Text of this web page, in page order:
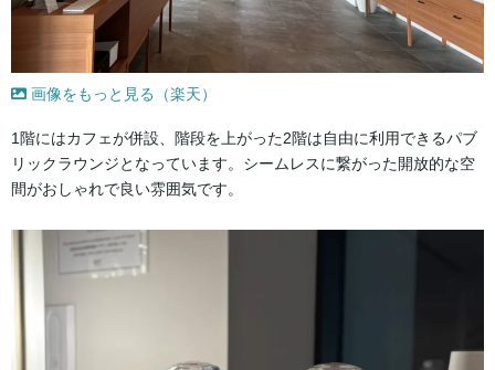
画像をもっと見る（楽天）
1階にはカフェが併設、階段を上がった2階は自由に利用できるパブ
リックラウンジとなっています。シームレスに繋がった開放的な空
間がおしゃれで良い雰囲気です。